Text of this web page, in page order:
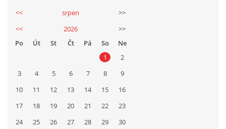
<< srpen
>>
<<
2026
>>
Po
Út St Čt Pá So
Ne
1
2
3
4 5 6 7 8
9
10
11 12 13 14 15
16
17
18 19 20 21 22
23
24
25 26 27 28 29
30